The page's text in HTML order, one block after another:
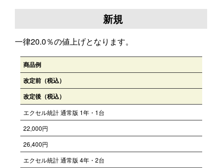
新規
一律20.0％の値上げとなります。
商品例
改定前（税込）
改定後（税込）
エクセル統計 通常版 1年・1台
22,000円
26,400円
エクセル統計 通常版 4年・2台